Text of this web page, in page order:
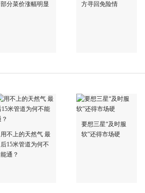
部分菜价涨幅明显
方寻回免险情
用不上的天然气 最
后15米管道为何不
能通？
要想三星“及时服
软”还得市场硬